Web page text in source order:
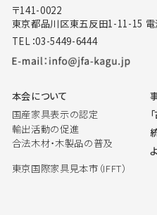
〒141-0022
東京都品川区東五反田1-11-15 電
TEL：03-5449-6444
本会について
国産家具表示の認定
輸出活動の促進
合法木材・木製品の普及
東京国際家具見本市（IFFT）